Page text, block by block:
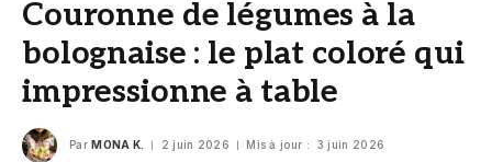
Couronne de légumes à la
bolognaise : le plat coloré qui
impressionne à table
Par MONA K. 2 juin 2026 Mis à jour : 3 juin 2026